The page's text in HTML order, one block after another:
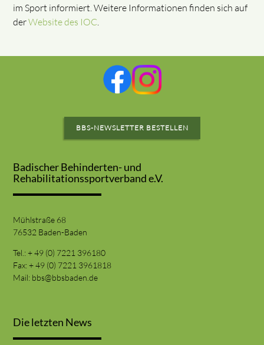
im Sport informiert. Weitere Informationen finden sich auf
derWebsite des IOC.
BBS-NEWSLETTER BESTELLEN
Badischer Behinderten- und
Rehabilitationssportverband e.V.
Mühlstraße 68
76532 Baden-Baden
Tel.: + 49 (0) 7221 396180
Fax: + 49 (0) 7221 3961818
Mail: bbs@bbsbaden.de
Die letzten News